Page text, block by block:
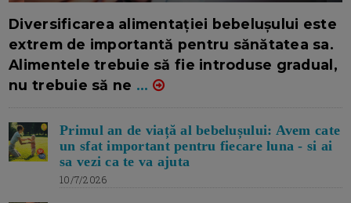
Diversificarea alimentației bebelușului este
extrem de importantă pentru sănătatea sa.
Alimentele trebuie să fie introduse gradual,
nu trebuie să ne ...
Primul an de viață al bebelușului: Avem cate
un sfat important pentru fiecare luna - si ai
sa vezi ca te va ajuta
10/7/2026